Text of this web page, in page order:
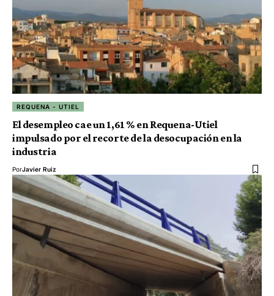
REQUENA - UTIEL
El desempleo cae un 1,61 % en Requena-Utiel
impulsado por el recorte de la desocupación en la
industria
PorJavier Ruiz